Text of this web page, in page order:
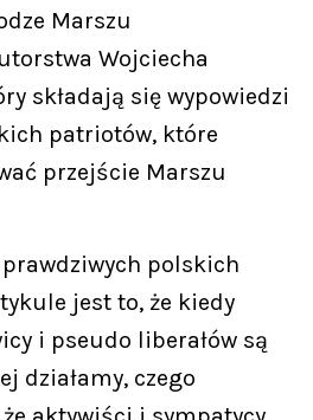
Marszu
Wojciecha
składają się wypowiedzi
patriotów, które
przejście Marszu
polskich
jest to, że kiedy
i pseudo liberałów są
działamy, czego